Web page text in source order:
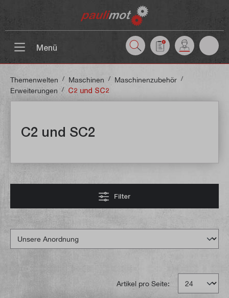
Menü
Themenwelten / Maschinen / Maschinenzubehör /
Erweiterungen / C2 und SC2
C2 und SC2
Filter
Artikel pro Seite: